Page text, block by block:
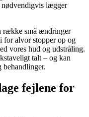
nødvendigvis lægger
række små ændringer
for alvor stopper op og
vores hud og udstråling.
talt – og kan
behandlinger.
fejlene for